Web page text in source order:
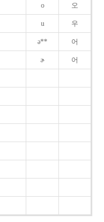
o 오
u 우
ə** 어
ɚ 어